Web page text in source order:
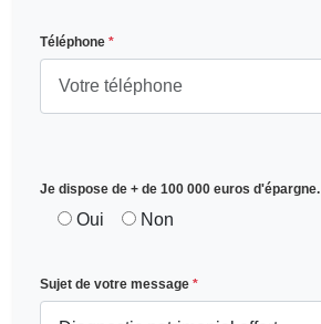
Téléphone *
Je dispose de + de 100 000 euros d'épargne.
Oui Non
Sujet de votre message *